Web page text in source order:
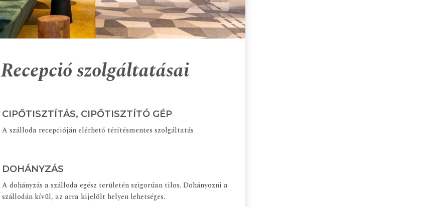
Recepció szolgáltatásai
CIPŐTISZTÍTÁS, CIPŐTISZTÍTÓ GÉP
A szálloda recepcióján elérhető térítésmentes szolgáltatás
DOHÁNYZÁS
A dohányzás a szálloda egész területén szigorúan tilos. Dohányozni a
szállodán kívül, az arra kijelölt helyen lehetséges.